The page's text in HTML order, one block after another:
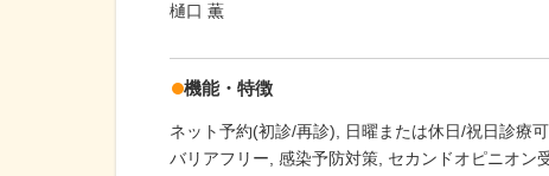
樋口 薫
機能・特徴
ネット予約(初診/再診) 日曜または休日/祝日診療
バリアフリー 感染予防対策 セカンドオピニオン